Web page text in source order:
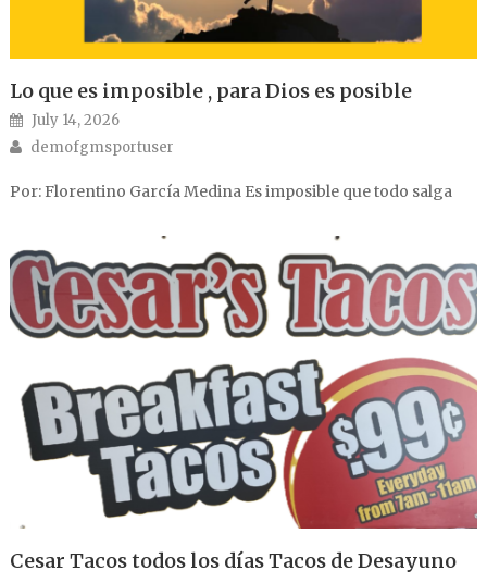
Lo que es imposible , para Dios es posible
Posted on
July 14, 2026
Author
demofgmsportuser
Por: Florentino García Medina Es imposible que todo salga
Cesar Tacos todos los días Tacos de Desayuno